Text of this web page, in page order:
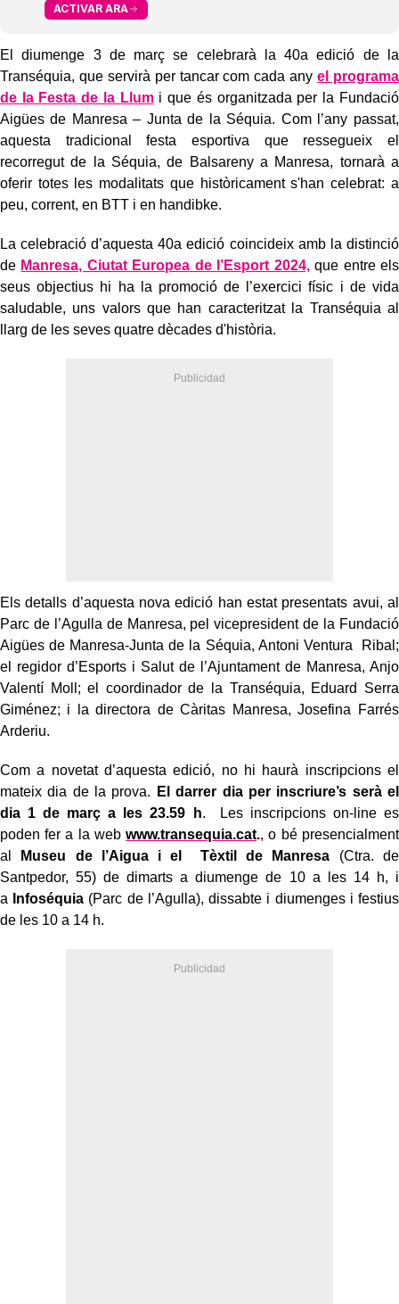
ACTIVAR ARA
El diumenge 3 de març se celebrarà la 40a edició de la
Transéquia, que servirà per tancar com cada anyel programa
de la Festa de la Llumi que és organitzada per la Fundació
Aigües de Manresa – Junta de la Séquia. Com l’any passat,
aquesta tradicional festa esportiva que ressegueix el
recorregut de la Séquia, de Balsareny a Manresa, tornarà a
oferir totes les modalitats que històricament s'han celebrat: a
peu, corrent, en BTT i en handibke.
La celebració d’aquesta 40a edició coincideix amb la distinció
de Manresa, Ciutat Europea de l’Esport 2024,que entre els
seus objectius hi ha la promoció de l’exercici físic i de vida
saludable, uns valors que han caracteritzat la Transéquia al
llarg de les seves quatre dècades d'història.
Els detalls d’aquesta nova edició han estat presentats avui, al
Parc de l’Agulla de Manresa, pel vicepresident de la Fundació
Aigües de Manresa-Junta de la Séquia, Antoni Ventura Ribal;
el regidor d’Esports i Salut de l’Ajuntament de Manresa, Anjo
Valentí Moll; el coordinador de la Transéquia, Eduard Serra
Giménez; i la directora de Càritas Manresa, Josefina Farrés
Arderiu.
Com a novetat d’aquesta edició, no hi haurà inscripcions el
mateix dia de la prova.
El darrer dia per inscriure’s serà el
dia 1 de març a les 23.59 h. Les inscripcions on-line es
poden fer a la webwww.transequia.cat., o bé presencialment
al
Museu de l’Aigua i el Tèxtil de Manresa (Ctra. de
Santpedor, 55) de dimarts a diumenge de 10 a les 14 h, i
a
Infoséquia (Parc de l’Agulla), dissabte i diumenges i festius
de les 10 a 14 h.